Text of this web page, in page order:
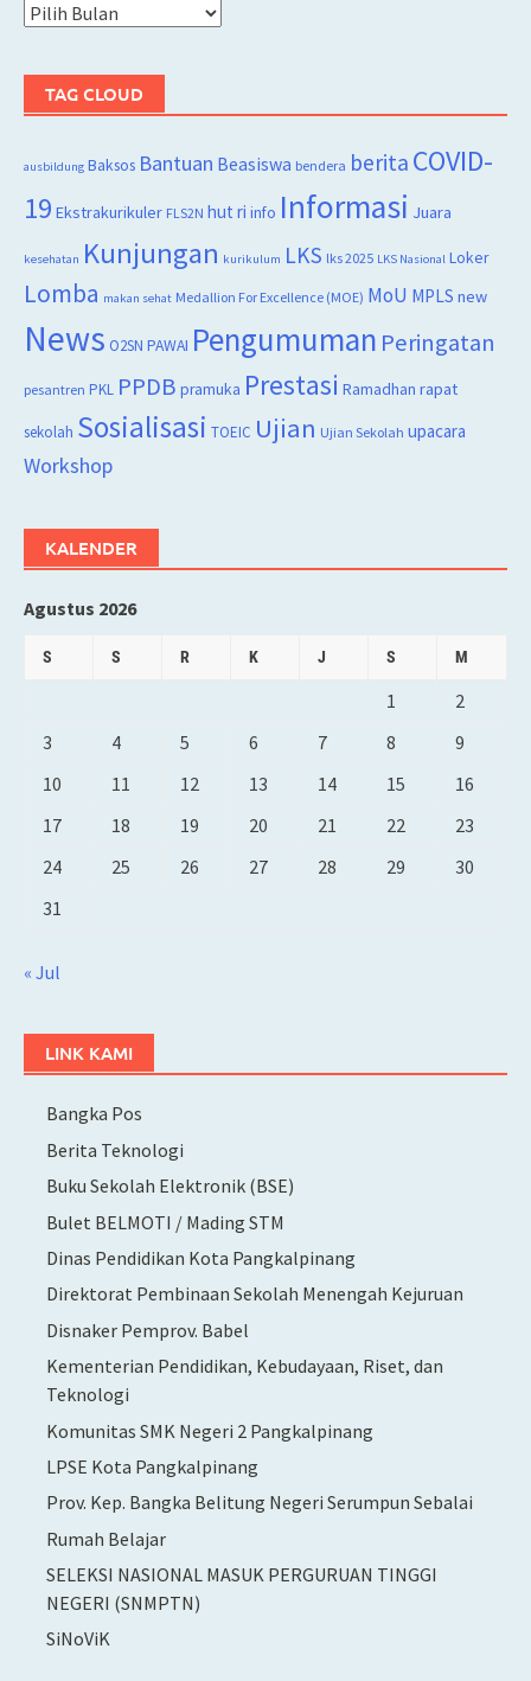
Arsip
TAG CLOUD
ausbildung Baksos Bantuan Beasiswa bendera berita COVID-
19 Ekstrakurikuler FLS2N hut ri info Informasi Juara
kesehatan Kunjungan kurikulum LKS lks 2025 LKS Nasional Loker
Lomba makan sehat Medallion For Excellence (MOE) MoU MPLS new
News O2SN PAWAI Pengumuman Peringatan
pesantren PKL PPDB pramuka Prestasi Ramadhan rapat
sekolah Sosialisasi TOEIC Ujian Ujian Sekolah upacara
Workshop
KALENDER
Agustus 2026
S S R K J S M
1
2
3
4 5 6 7 8
9
10
11 12 13 14 15
16
17
18 19 20 21 22
23
24
25 26 27 28 29
30
31
« Jul
LINK KAMI
Bangka Pos
Berita Teknologi
Buku Sekolah Elektronik (BSE)
Bulet BELMOTI / Mading STM
Dinas Pendidikan Kota Pangkalpinang
Direktorat Pembinaan Sekolah Menengah Kejuruan
Disnaker Pemprov. Babel
Kementerian Pendidikan, Kebudayaan, Riset, dan
Teknologi
Komunitas SMK Negeri 2 Pangkalpinang
LPSE Kota Pangkalpinang
Prov. Kep. Bangka Belitung Negeri Serumpun Sebalai
Rumah Belajar
SELEKSI NASIONAL MASUK PERGURUAN TINGGI
NEGERI (SNMPTN)
SiNoViK